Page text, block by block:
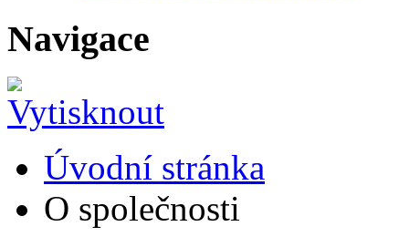
Navigace
Úvodní stránka
O společnosti